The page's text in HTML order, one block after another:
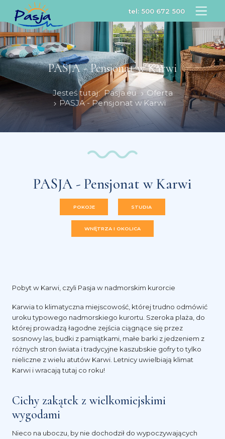
tel: 500 672 500
PASJA - Pensjonat w Karwi
Jesteś tutaj:Pasja.eu
Oferta
PASJA - Pensjonat w Karwi
PASJA - Pensjonat w Karwi
POKOJE STUDIA
WNĘTRZA I OKOLICA
Pobyt w Karwi, czyli Pasja w nadmorskim kurorcie
Karwia to klimatyczna miejscowość, której trudno odmówić
uroku typowego nadmorskiego kurortu. Szeroka plaża, do
której prowadzą łagodne zejścia ciągnące się przez
sosnowy las, budki z pamiątkami, małe barki z jedzeniem z
różnych stron świata i tradycyjne kaszubskie gofry to tylko
nieliczne z wielu atutów Karwi. Letnicy uwielbiają klimat
Karwi i wracają tutaj co roku!
Cichy zakątek z wielkomiejskimi
wygodami
Nieco na uboczu, by nie dochodził do wypoczywających